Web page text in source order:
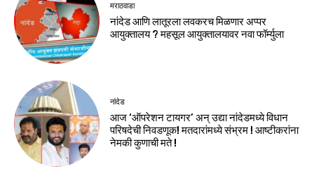
मराठवाडा
नांदेड आणि लातूरला लवकरच मिळणार अप्पर
आयुक्तालय ? महसूल आयुक्तालयावर नवा फॉर्म्युला
नांदेड
आज ‘ऑपरेशन टायगर’ अन् उद्या नांदेडमध्ये विधान
परिषदेची निवडणूक! मतदारांमध्ये संभ्रम ! आष्टीकरांना
नेमकी कुणाची मते !